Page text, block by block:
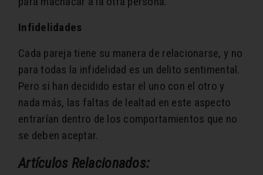
Infidelidades
Cada pareja tiene su manera de relacionarse, y no
para todas la infidelidad es un delito sentimental.
Pero si han decidido estar el uno con el otro y
nada más, las faltas de lealtad en este aspecto
entrarían dentro de los comportamientos que no
se deben aceptar.
Artículos Relacionados: